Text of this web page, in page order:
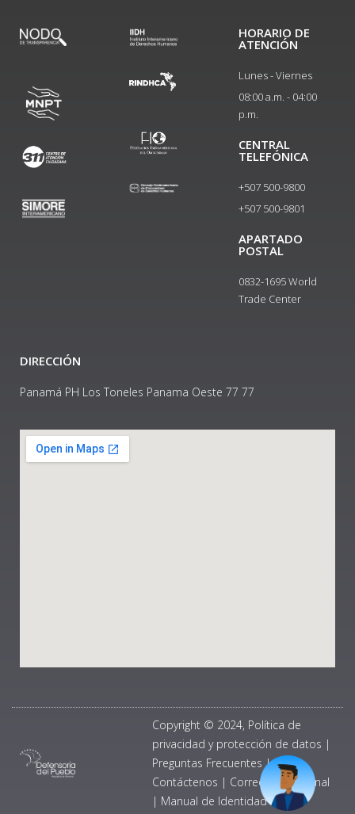
HORARIO DE
ATENCIÓN
Lunes - Viernes
08:00 a.m. - 04:00
p.m.
CENTRAL
TELEFÓNICA
+507 500-9800
+507 500-9801​
APARTADO
POSTAL
0832-1695 World
Trade Center
DIRECCIÓN
Panamá PH Los Toneles Panama Oeste 77 77
Copyright © 2024, Política de
privacidad y protección de datos |
Preguntas Frecuentes |
Contáctenos | Correo Institucional
| Manual de Identidad Visual